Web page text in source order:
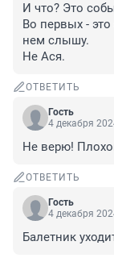
И что? Это
Во первых -
нем слышу.
Не Ася.
ОТВЕТИТЬ
Гость
4 декабря
Не верю!
ОТВЕТИТЬ
Гость
4 декабря
Балетник